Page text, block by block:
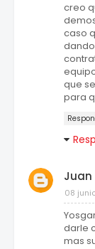
creo
caso
que
para
Juan
08
darle
mas